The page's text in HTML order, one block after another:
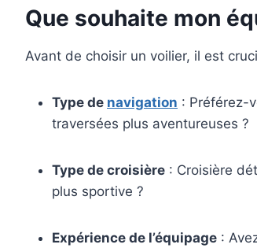
Que souhaite mon
Avant de choisir un voilier, il est
Type de navigation : Préférez-
traversées plus aventureuses ?
Type de croisière : Croisière
plus sportive ?
Expérience de l’équipage :